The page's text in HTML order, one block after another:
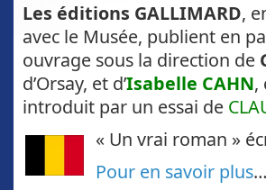
Les éditions GALLIMARD,
avec le Musée, publient en
ouvrage sous la direction de
d’Orsay, et d’Isabelle CAHN,
introduit par un essai de
« Un vrai roman »
Pour en savoir plus…